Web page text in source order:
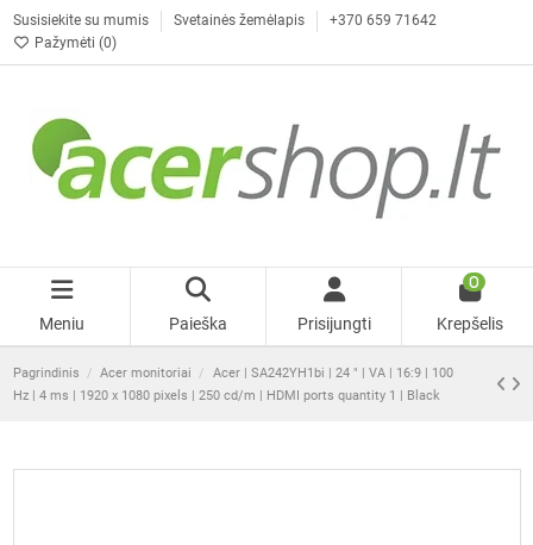
Susisiekite su mumis Svetainės žemėlapis
+370 659 71642
Pažymėti (0)
Meniu Paieška Prisijungti
0
Krepšelis
Pagrindinis Acer monitoriai
Acer | SA242YH1bi | 24 " | VA | 16:9 | 100
Hz | 4 ms | 1920 x 1080 pixels | 250 cd/m | HDMI ports quantity 1 | Black